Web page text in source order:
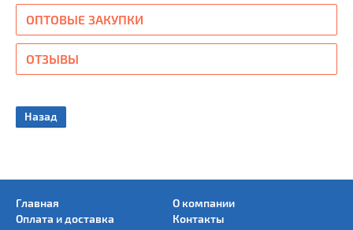
ОПТОВЫЕ ЗАКУПКИ
ОТЗЫВЫ
Назад
Главная
О компании
Оплата и доставка
Контакты